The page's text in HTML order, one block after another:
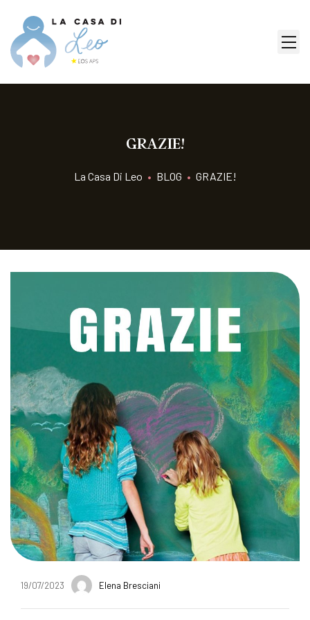
GRAZIE!
La Casa Di Leo • BLOG • GRAZIE!
19/07/2023 Elena Bresciani